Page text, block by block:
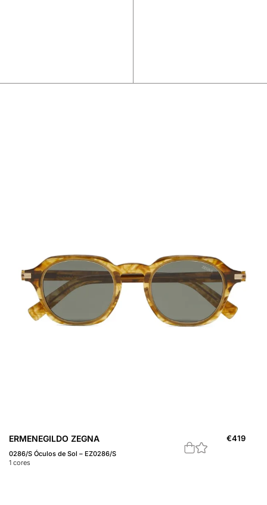
ERMENEGILDO ZEGNA
0286/S Óculos de Sol – EZ0286/S
1 cores
€419